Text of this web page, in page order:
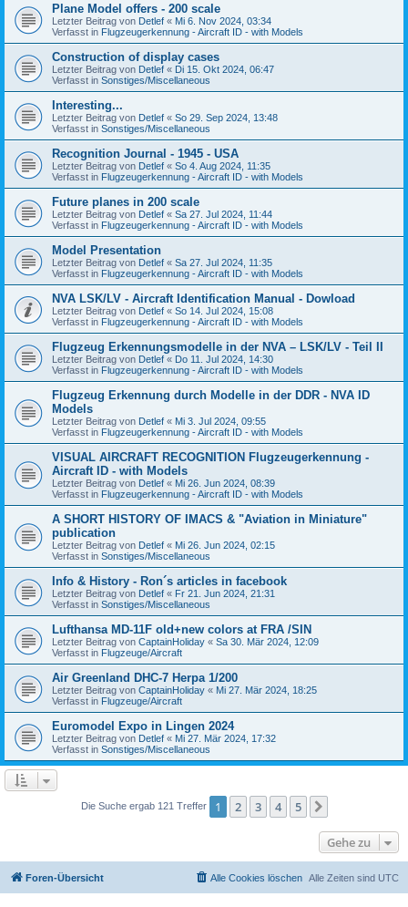
Plane Model offers - 200 scale
Letzter Beitrag von Detlef « Mi 6. Nov 2024, 03:34
Verfasst in Flugzeugerkennung - Aircraft ID - with Models
Construction of display cases
Letzter Beitrag von Detlef « Di 15. Okt 2024, 06:47
Verfasst in Sonstiges/Miscellaneous
Interesting...
Letzter Beitrag von Detlef « So 29. Sep 2024, 13:48
Verfasst in Sonstiges/Miscellaneous
Recognition Journal - 1945 - USA
Letzter Beitrag von Detlef « So 4. Aug 2024, 11:35
Verfasst in Flugzeugerkennung - Aircraft ID - with Models
Future planes in 200 scale
Letzter Beitrag von Detlef « Sa 27. Jul 2024, 11:44
Verfasst in Flugzeugerkennung - Aircraft ID - with Models
Model Presentation
Letzter Beitrag von Detlef « Sa 27. Jul 2024, 11:35
Verfasst in Flugzeugerkennung - Aircraft ID - with Models
NVA LSK/LV - Aircraft Identification Manual - Dowload
Letzter Beitrag von Detlef « So 14. Jul 2024, 15:08
Verfasst in Flugzeugerkennung - Aircraft ID - with Models
Flugzeug Erkennungsmodelle in der NVA – LSK/LV - Teil II
Letzter Beitrag von Detlef « Do 11. Jul 2024, 14:30
Verfasst in Flugzeugerkennung - Aircraft ID - with Models
Flugzeug Erkennung durch Modelle in der DDR - NVA ID
Models
Letzter Beitrag von Detlef « Mi 3. Jul 2024, 09:55
Verfasst in Flugzeugerkennung - Aircraft ID - with Models
VISUAL AIRCRAFT RECOGNITION Flugzeugerkennung -
Aircraft ID - with Models
Letzter Beitrag von Detlef « Mi 26. Jun 2024, 08:39
Verfasst in Flugzeugerkennung - Aircraft ID - with Models
A SHORT HISTORY OF IMACS & "Aviation in Miniature"
publication
Letzter Beitrag von Detlef « Mi 26. Jun 2024, 02:15
Verfasst in Sonstiges/Miscellaneous
Info & History - Ron´s articles in facebook
Letzter Beitrag von Detlef « Fr 21. Jun 2024, 21:31
Verfasst in Sonstiges/Miscellaneous
Lufthansa MD-11F old+new colors at FRA /SIN
Letzter Beitrag von CaptainHoliday « Sa 30. Mär 2024, 12:09
Verfasst in Flugzeuge/Aircraft
Air Greenland DHC-7 Herpa 1/200
Letzter Beitrag von CaptainHoliday « Mi 27. Mär 2024, 18:25
Verfasst in Flugzeuge/Aircraft
Euromodel Expo in Lingen 2024
Letzter Beitrag von Detlef « Mi 27. Mär 2024, 17:32
Verfasst in Sonstiges/Miscellaneous
Die Suche ergab 121 Treffer 1 2 3 4 5
Gehe zu
Foren-Übersicht Alle Zeiten sind UTC
Alle Cookies löschen